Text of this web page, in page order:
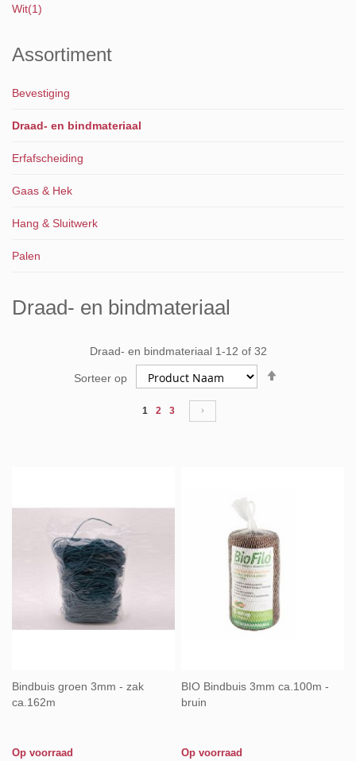
Draad- en bindmateriaal
Draad- en bindmateriaal 1-12 of 32
Sorteer op
Pagina
U lees momenteel pagina
1 Pagina
2 Pagina
3
Bindbuis groen 3mm - zak
ca.162m
Op voorraad
BIO Bindbuis 3mm ca.100m -
bruin
Op voorraad
Wit 1product
Assortiment
Bevestiging
Draad- en bindmateriaal
Erfafscheiding
Gaas & Hek
Hang & Sluitwerk
Palen